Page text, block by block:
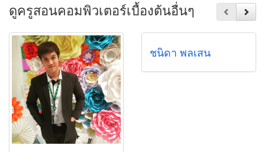
ดูครูสอนคอมพิวเตอร์เบื้องต้นอื่นๆ
ชนิดา พลเสน